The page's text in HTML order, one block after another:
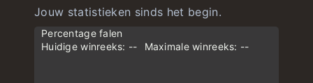
Jouw statistieken sinds het begin.
Percentage falen
Huidige winreeks: --
Maximale winreeks: --